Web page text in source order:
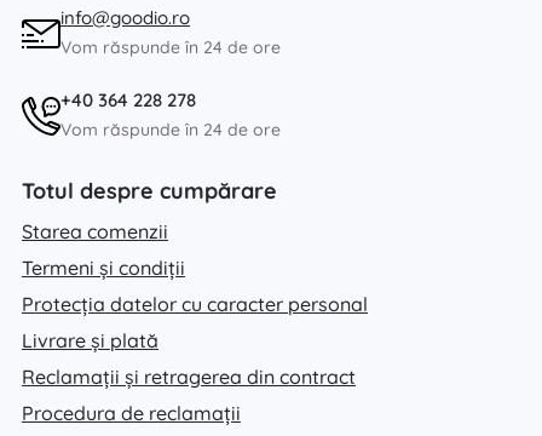
info@goodio.ro
Vom răspunde în 24 de ore
+40 364 228 278
Vom răspunde în 24 de ore
Totul despre cumpărare
Starea comenzii
Termeni și condiții
Protecția datelor cu caracter personal
Livrare și plată
Reclamații și retragerea din contract
Procedura de reclamații